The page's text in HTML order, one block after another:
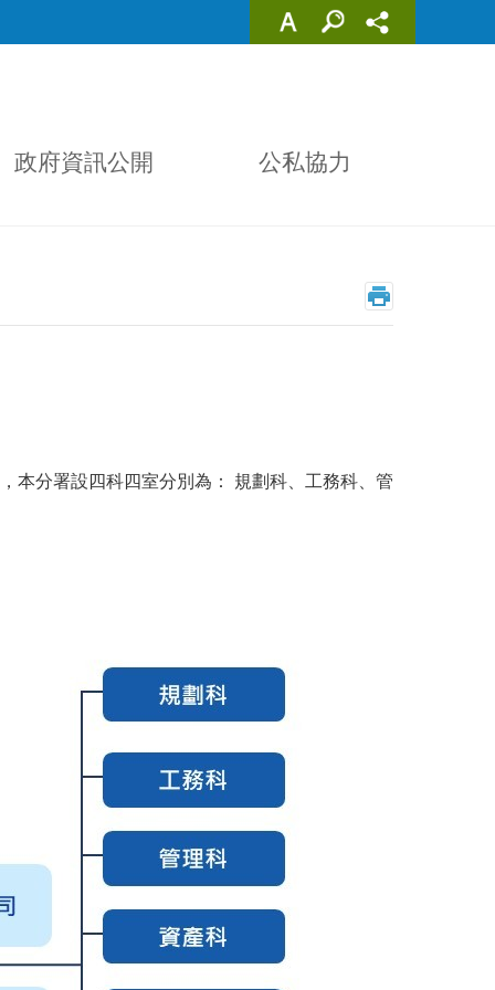
政府資訊公開 公私協力
本分署設四科四室分別為： 規劃科、工務科、管